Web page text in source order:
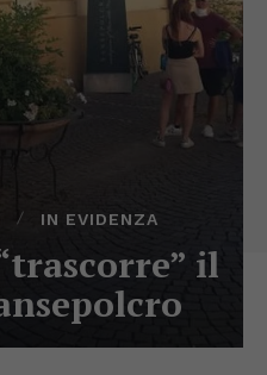
IN EVIDENZA
il